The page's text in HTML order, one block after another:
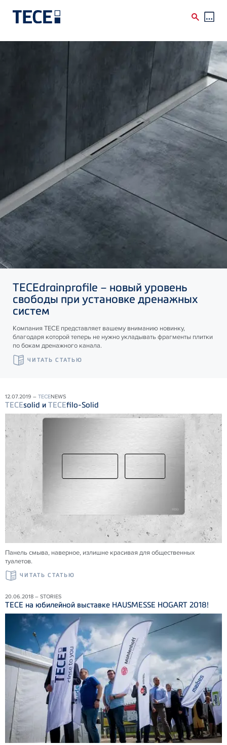
Skip to main content
TECEdrainprofile – новый уровень
свободы при установке дренажных
систем
Компания ТЕСЕ представляет вашему вниманию новинку,
благодаря которой теперь не нужно укладывать фрагменты плитки
по бокам дренажного канала.
ЧИТАТЬ СТАТЬЮ
12.07.2019 – TECENEWS
TECEsolid и TECEfilo-Solid
Панель смыва, наверное, излишне красивая для общественных
туалетов.
ЧИТАТЬ СТАТЬЮ
20.06.2018 – STORIES
ТЕСЕ на юбилейной выставке HAUSMESSE HOGART 2018!